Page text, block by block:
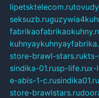
lipetsktelecom.ru
seksuzb.ru
store-brawl-stars.rukts-
sindika-01.rusp-life.rux-
e-abis-1-c.rusindika01.ru
store-brawlstars.ru